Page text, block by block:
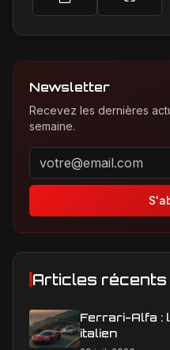
Newsletter
Recevez les dernières
semaine.
Adresse email pour la
Articles récents
Ferrari-Alfa :
italien